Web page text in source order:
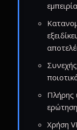
Πλήρης
Χρήση